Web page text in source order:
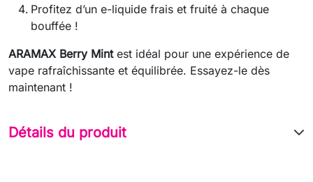
Profitez d’un e-liquide frais et fruité à chaque
bouffée !
ARAMAX Berry Mintest idéal pour une expérience de
vape rafraîchissante et équilibrée. Essayez-le dès
maintenant !
Détails du produit